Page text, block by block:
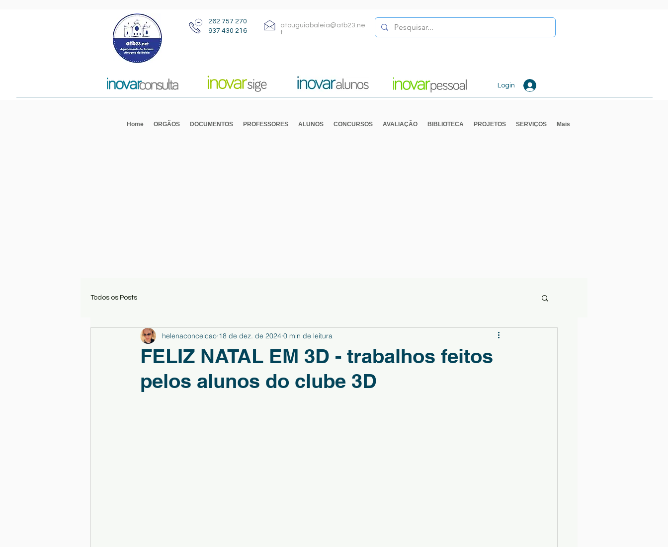
262 757 270
937 430 216
atouguiabaleia@atb23.ne
t
Login
Home ORGÃOS DOCUMENTOS PROFESSORES ALUNOS CONCURSOS AVALIAÇÃO BIBLIOTECA PROJETOS SERVIÇOS Mais
Todos os Posts
FELIZ NATAL EM 3D - trabalhos feitos
pelos alunos do clube 3D
helenaconceicao 18 de dez. de 2024 0 min de leitura